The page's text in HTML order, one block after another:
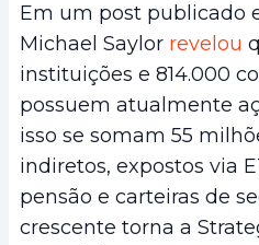
Em um post publicado
Michael Saylor revelou
instituições e 814.000
possuem atualmente
isso se somam 55
indiretos, expostos via
pensão e carteiras de
crescente torna a